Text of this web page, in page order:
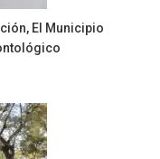
El Municipio